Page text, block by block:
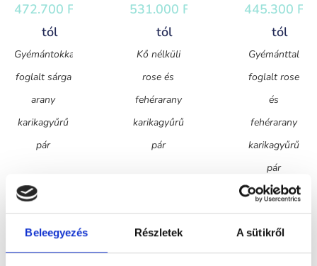
Beleegyezés Részletek A sütikről
472.700 Ft
tól
Gyémántokkal
foglalt sárga
arany
karikagyűrű
pár
531.000 Ft
tól
Kő nélküli
rose és
fehérarany
karikagyűrű
pár
445.300 Ft
tól
Gyémánttal
foglalt rose
és
fehérarany
karikagyűrű
pár